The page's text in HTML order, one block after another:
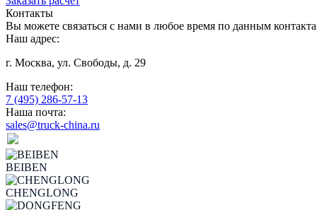
Контакты
Вы можете связаться с нами в любое время по данным
Наш адрес:
г. Москва, ул. Свободы, д. 29
Наш телефон:
7 (495) 286-57-13
Наша почта:
sales@truck-china.ru
BEIBEN
CHENGLONG